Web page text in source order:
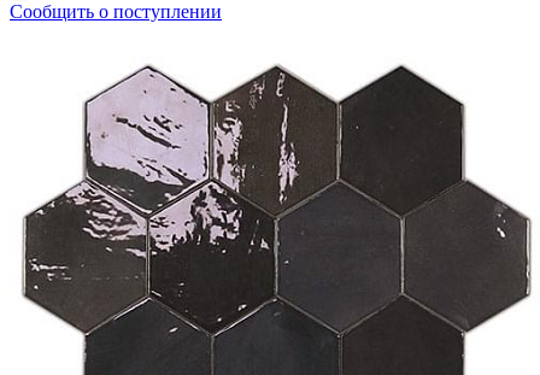
Сообщить о поступлении